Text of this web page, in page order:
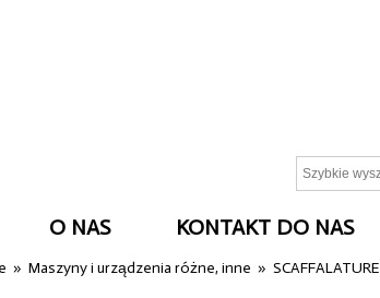
O NAS KONTAKT DO NAS
»Maszyny i urządzenia różne, inne »SCAFFALATURE